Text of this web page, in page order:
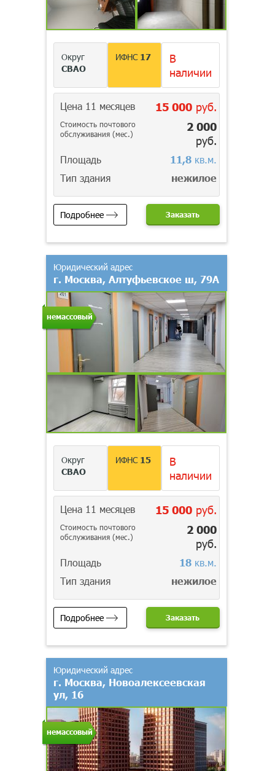
Округ
СВАО
ИФНС 17
В
наличии
Цена 11 месяцев 15 000руб.
Стоимость почтового
обслуживания (мес.)
2 000
руб.
Площадь 11,8кв.м.
Тип здания
нежилое
Подробнее Заказать
немассовый
Юридический адрес
г. Москва, Алтуфьевское ш, 79А
Округ
СВАО
ИФНС 15
В
наличии
Цена 11 месяцев 15 000руб.
Стоимость почтового
обслуживания (мес.)
2 000
руб.
Площадь 18кв.м.
Тип здания
нежилое
Подробнее Заказать
немассовый
Юридический адрес
г. Москва, Новоалексеевская
ул, 16